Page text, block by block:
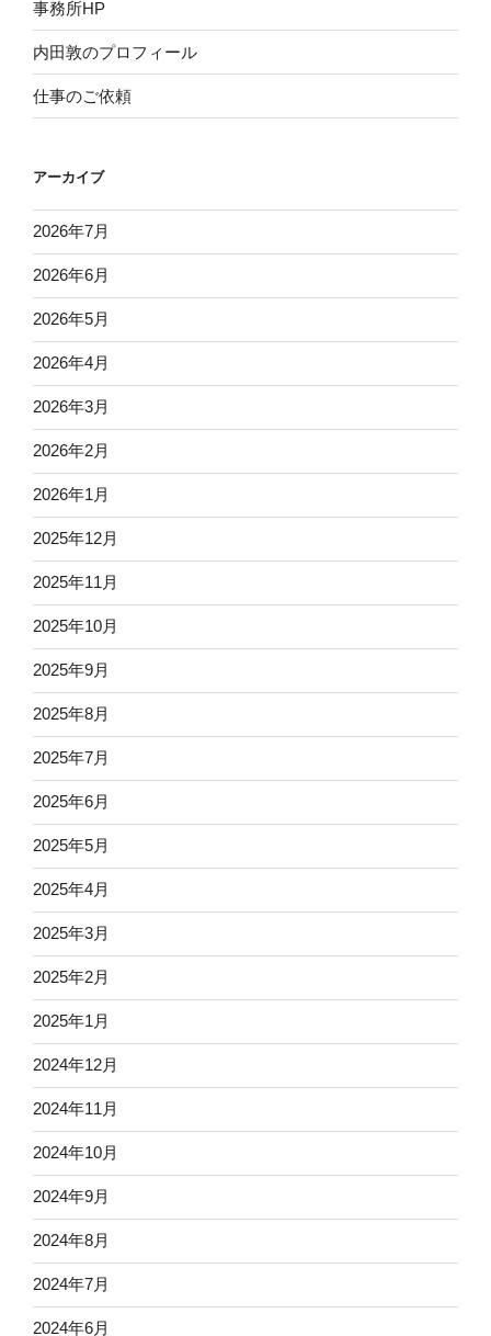
事務所HP
内田敦のプロフィール
仕事のご依頼
アーカイブ
2026年7月
2026年6月
2026年5月
2026年4月
2026年3月
2026年2月
2026年1月
2025年12月
2025年11月
2025年10月
2025年9月
2025年8月
2025年7月
2025年6月
2025年5月
2025年4月
2025年3月
2025年2月
2025年1月
2024年12月
2024年11月
2024年10月
2024年9月
2024年8月
2024年7月
2024年6月